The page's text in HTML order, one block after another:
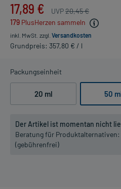
17,89 € UVP20,45 €
179 PlusHerzen sammeln
inkl. MwSt. zzgl. Versandkosten
Grundpreis: 357,80 € / l
Packungseinheit
20 ml 50
Der Artikel ist momentan nicht
Beratung für Produktalternativen:
(gebührenfrei)